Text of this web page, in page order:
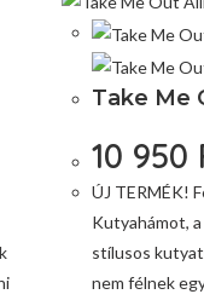
Take Me
10 950
ÚJ TERMÉK!
Kutyahámot,
stílusos
nem félnek